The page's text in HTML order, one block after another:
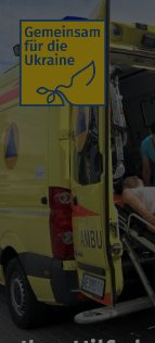
to
content